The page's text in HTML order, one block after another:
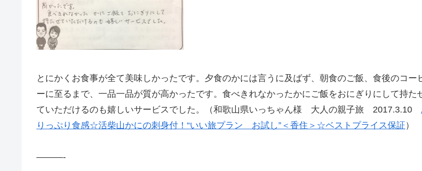
とにかくお食事が全て美味しかったです。夕食のかには言うに及ばず、朝食のご飯、食後のコー
ーに至るまで、一品一品が質が高かったです。食べきれなかったかにご飯をおにぎりにして持た
ていただけるのも嬉しいサービスでした。（和歌山県いっちゃん様 大人の親子旅 2017.3.10
りっぷり食感☆活柴山かにの刺身付！“いい旅プラン お試し”＜香住＞☆ベストプライス保証 ）
———-